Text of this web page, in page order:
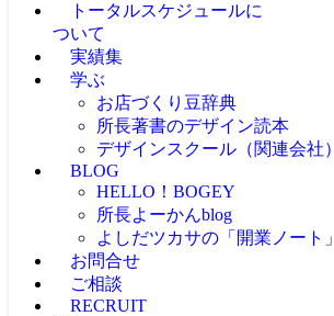
トータルスケジュールに
ついて
実績集
学ぶ
お店づくり豆辞典
所長著書のデザイン読本
デザインスクール（関連会社）
BLOG
HELLO！BOGEY
所長よーかんblog
よしだツカサの「開業ノート」
お問合せ
ご相談
RECRUIT